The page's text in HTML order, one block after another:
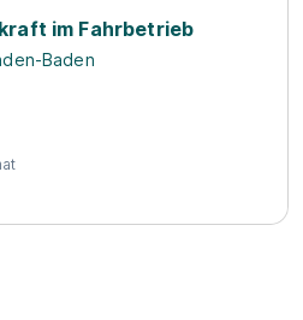
im Fahrbetrieb
Baden